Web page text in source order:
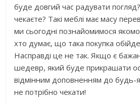
буде довгий час радувати
чекаєте? Такі меблі має масу
ми сьогодні познайомимося
хто думає, що така покупка
Насправді це не так. Якщо є
шедевр, який буде прикрашати
відмінним доповненням до будь-
не потрібно чекати!